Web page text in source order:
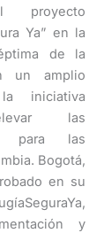
proyecto
Ya” en la
de la
un amplio
iniciativa
las
para las
Bogotá,
en su
y